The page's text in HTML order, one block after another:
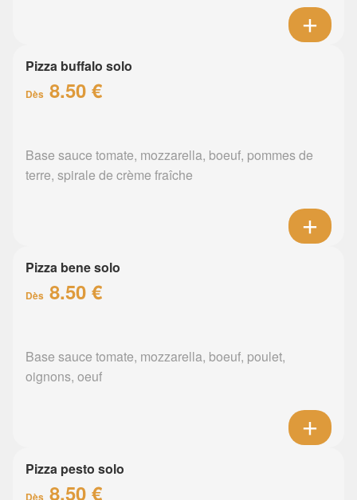
Pizza buffalo solo
Dès 8.50 €
Base sauce tomate, mozzarella, boeuf, pommes de
terre, spirale de crème fraîche
Pizza bene solo
Dès 8.50 €
Base sauce tomate, mozzarella, boeuf, poulet,
oignons, oeuf
Pizza pesto solo
Dès 8.50 €